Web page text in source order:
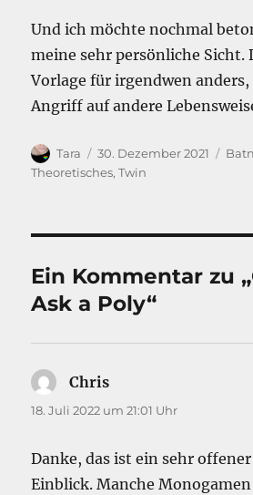
Und ich möchte nochmal
meine sehr persönliche Sicht.
Vorlage für irgendwen
Angriff auf andere
Autor
Tara
Veröffentlicht
am
30. Dezember 2021
Theoretisches,Twin
Ein Kommentar zu
Ask a Poly“
Chris
18. Juli 2022 um 21:01 Uhr
Danke, das ist ein sehr
Einblick. Manche